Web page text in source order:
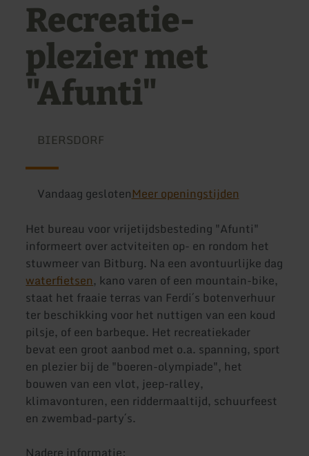
Recreatie-
plezier met
"Afunti"
BIERSDORF
Vandaag geslotenMeer openingstijden
Het bureau voor vrijetijdsbesteding "Afunti"
informeert over actviteiten op- en rondom het
stuwmeer van Bitburg. Na een avontuurlijke dag
waterfietsen, kano varen of een mountain-bike,
staat het fraaie terras van Ferdi´s botenverhuur
ter beschikking voor het nuttigen van een koud
pilsje, of een barbeque. Het recreatiekader
bevat een groot aanbod met o.a. spanning, sport
en plezier bij de "boeren-olympiade", het
bouwen van een vlot, jeep-ralley,
klimavonturen, een riddermaaltijd, schuurfeest
en zwembad-party´s.